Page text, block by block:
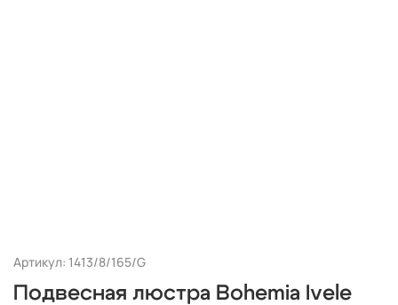
Артикул: 1413/8/165/G
Подвесная люстра Bohemia Ivele